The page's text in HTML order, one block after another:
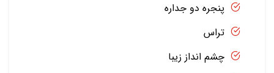
پنجره دو جداره
تراس
چشم انداز زیبا